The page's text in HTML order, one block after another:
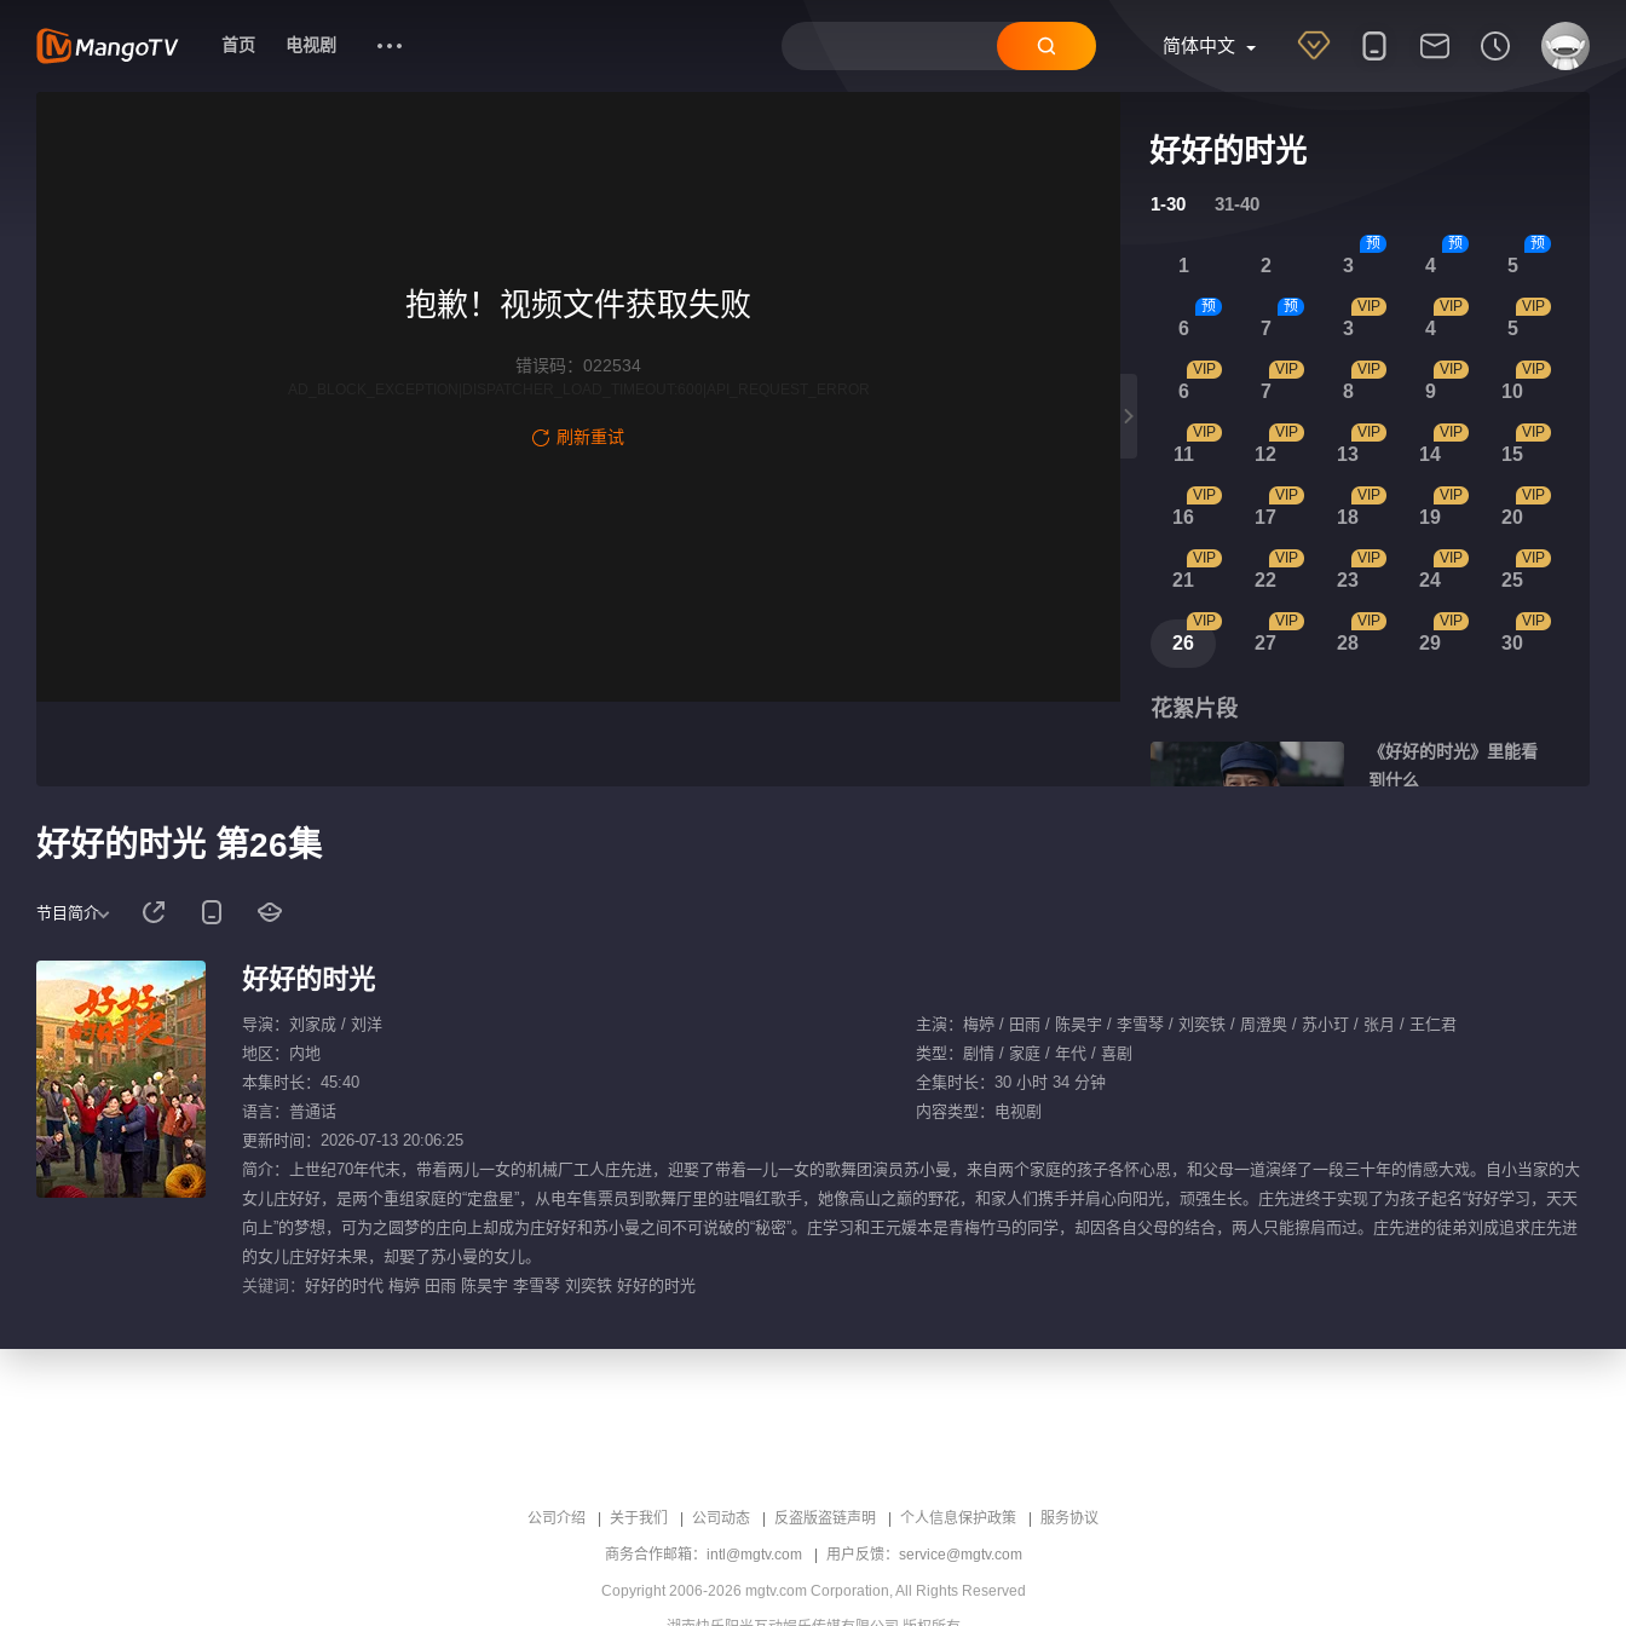
简体中文
首页 电视剧
好好的时光
1-30 31-40
1 2 3
预
4
预
5
预
6
预
7
预
3
VIP
4
VIP
5
VIP
6
VIP
7
VIP
8
VIP
9
VIP
10
VIP
11
VIP
12
VIP
13
VIP
14
VIP
15
VIP
16
VIP
17
VIP
18
VIP
19
VIP
20
VIP
21
VIP
22
VIP
23
VIP
24
VIP
25
VIP
26
VIP
27
VIP
28
VIP
29
VIP
30
VIP
花絮片段
《好好的时光》里能看
到什么
昊宇
05:15
四人开启神秘盲盒
抱歉！视频文件获取失败
错误码：022534
刷新重试
好好的时光 第26集
节目简介
好好的时光
导演：刘家成 / 刘洋
主演：梅婷 / 田雨 / 陈昊宇 / 李雪琴 / 刘奕铁 / 周澄奥 / 苏小玎 / 张月 / 王仁君
地区：内地
类型：剧情 / 家庭 / 年代 / 喜剧
本集时长：45:40
全集时长：30 小时 34 分钟
语言：普通话
内容类型：电视剧
更新时间：2026-07-13 20:06:25
简介：上世纪70年代末，带着两儿一女的机械厂工人庄先进，迎娶了带着一儿一女的歌舞团演员苏小曼，来自两个家庭的孩子各怀心思，和父母一道演绎了一段三十年的情感大戏。自小当家的大
女儿庄好好，是两个重组家庭的“定盘星”，从电车售票员到歌舞厅里的驻唱红歌手，她像高山之巅的野花，和家人们携手并肩心向阳光，顽强生长。庄先进终于实现了为孩子起名“好好学习，天天
向上”的梦想，可为之圆梦的庄向上却成为庄好好和苏小曼之间不可说破的“秘密”。庄学习和王元媛本是青梅竹马的同学，却因各自父母的结合，两人只能擦肩而过。庄先进的徒弟刘成追求庄先进
的女儿庄好好未果，却娶了苏小曼的女儿。
关键词： 好好的时代 梅婷 田雨 陈昊宇 李雪琴 刘奕铁 好好的时光
公司介绍 关于我们 公司动态 反盗版盗链声明 个人信息保护政策 服务协议
商务合作邮箱：intl@mgtv.com 用户反馈：service@mgtv.com
Copyright 2006-2026 mgtv.com Corporation, All Rights Reserved